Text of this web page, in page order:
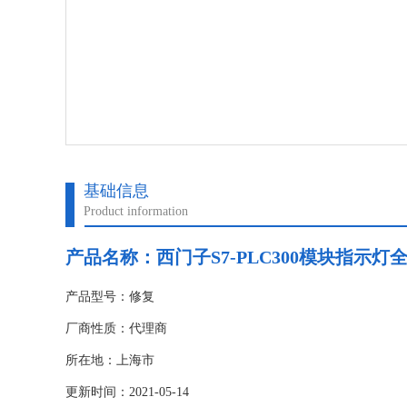
基础信息
Product information
产品名称： 西门子S7-PLC300模块指示灯
产品型号：修复
厂商性质：代理商
所在地：上海市
更新时间：2021-05-14